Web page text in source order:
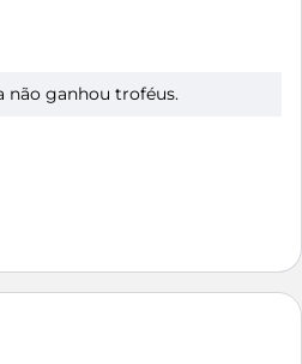
não ganhou troféus.